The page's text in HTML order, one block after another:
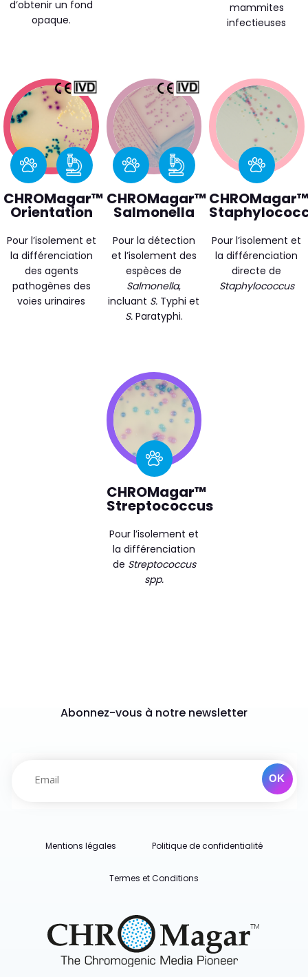
d’obtenir un fond
opaque.
mammites
infectieuses
CHROMagar™
Orientation
Pour l’isolement et
la différenciation
des agents
pathogènes des
voies urinaires
CHROMagar™
Salmonella
Pour la détection
et l’isolement des
espèces de
Salmonella,
incluant S. Typhi et
S. Paratyphi.
Pour l’isolement et
la différenciation
directe de
Staphylococcus
CHROMagar™
Streptococcus
Pour l’isolement et
la différenciation
de Streptococcus
spp.
Abonnez-vous à notre newsletter
Mentions légales Politique de confidentialité
Termes et Conditions